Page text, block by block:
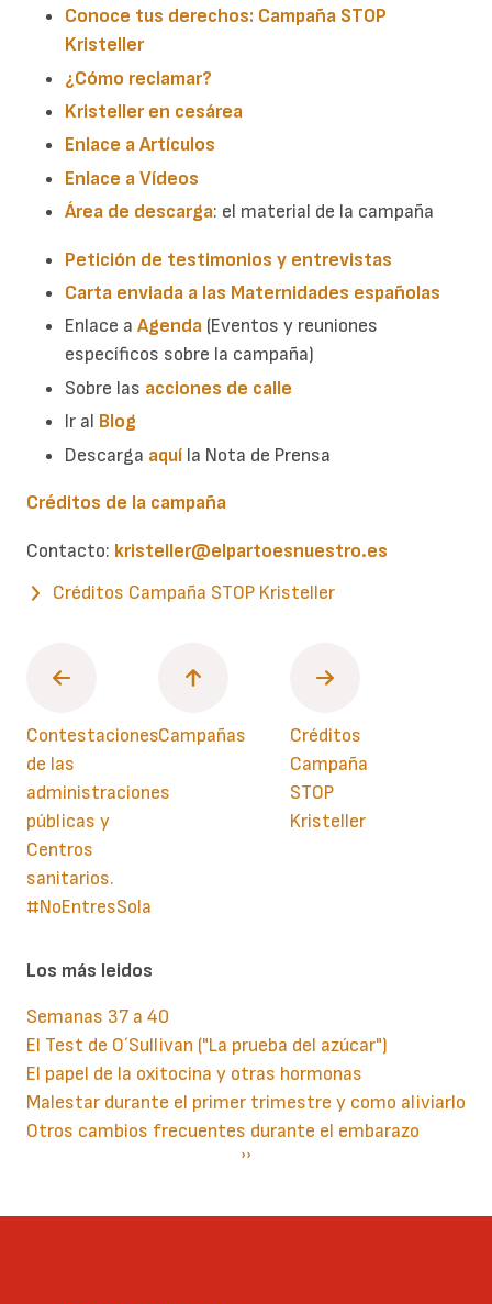
Conoce tus derechos: Campaña STOP
Kristeller
¿Cómo reclamar?
Kristeller en cesárea
Enlace a Artículos
Enlace a Vídeos
Área de descarga: el material de la campaña
Petición de testimonios y entrevistas
Carta enviada a las Maternidades españolas
Enlace aAgenda (Eventos y reuniones
específicos sobre la campaña)
Sobre las acciones de calle
Ir al Blog
Descarga aquí la Nota de Prensa
Créditos de la campaña
Contacto: kristeller@elpartoesnuestro.es
Créditos Campaña STOP Kristeller
Contestaciones
de las
administraciones
públicas y
Centros
sanitarios.
#NoEntresSola
Campañas
Créditos
Campaña
STOP
Kristeller
Los más leidos
Semanas 37 a 40
El Test de O´Sullivan ("La prueba del azúcar")
El papel de la oxitocina y otras hormonas
Malestar durante el primer trimestre y como aliviarlo
Otros cambios frecuentes durante el embarazo
Siguiente
››